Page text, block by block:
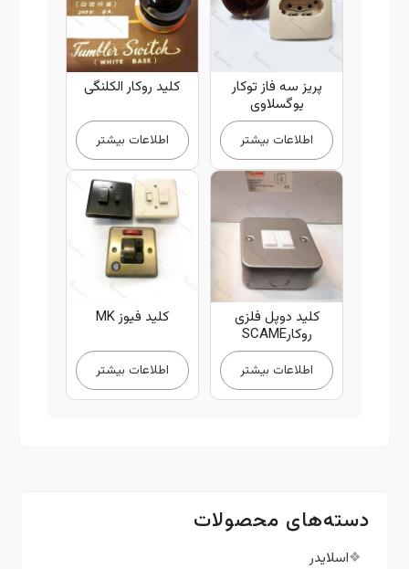
پریز سه فاز توکار
یوگسلاوی
اطلاعات بیشتر
کلید روکار الکلنگی
اطلاعات بیشتر
کلید دوپل فلزی
روکارSCAME
اطلاعات بیشتر
کلید فیوز MK
اطلاعات بیشتر
دسته‌های محصولات
اسلایدر